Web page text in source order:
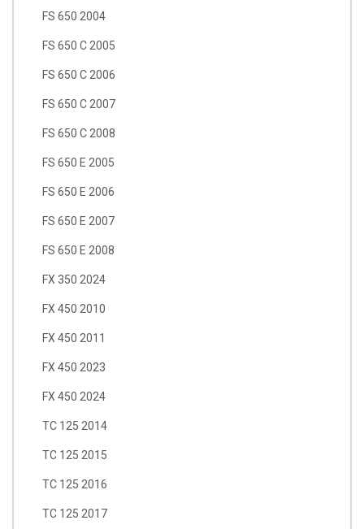
FS 650 2004
FS 650 C 2005
FS 650 C 2006
FS 650 C 2007
FS 650 C 2008
FS 650 E 2005
FS 650 E 2006
FS 650 E 2007
FS 650 E 2008
FX 350 2024
FX 450 2010
FX 450 2011
FX 450 2023
FX 450 2024
TC 125 2014
TC 125 2015
TC 125 2016
TC 125 2017